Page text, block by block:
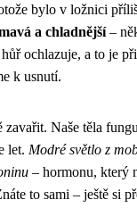
bylo v ložnici
a chladnější–
ochlazuje, a to je
k usnutí.
zavařit. Naše těla
let. Modré světlo z
– hormonu, který
to sami – ještě si